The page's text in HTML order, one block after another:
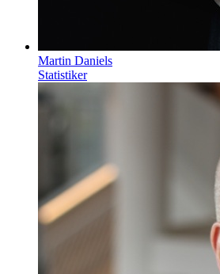
Martin Daniels
Statistiker